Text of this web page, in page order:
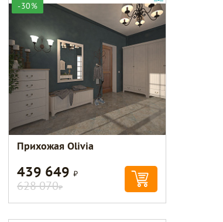
-30%
Прихожая Olivia
439 649Р
628 070Р